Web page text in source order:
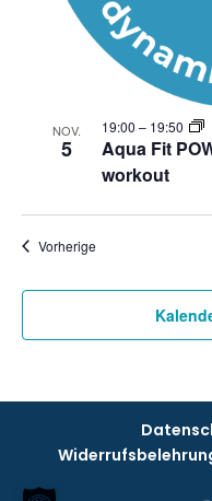
NOV.
5
Aqua Fit
workout
19:00 – 19:50
VorherigeVeranstaltungen